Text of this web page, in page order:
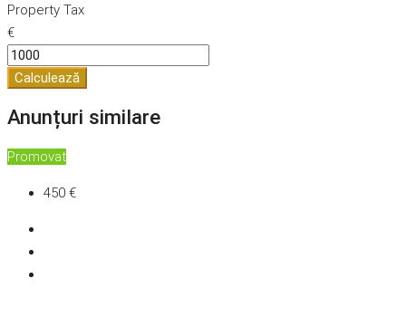
Property Tax
€
Calculează
Anunțuri similare
Promovat
450 €